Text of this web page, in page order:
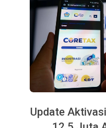
Update